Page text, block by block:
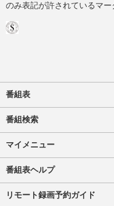
のみ表記が許されているマー
番組表
番組検索
マイメニュー
番組表ヘルプ
リモート録画予約ガイド